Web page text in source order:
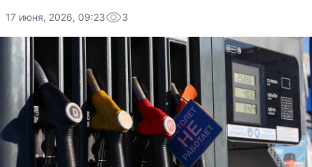
17 июня, 2026, 09:23 3